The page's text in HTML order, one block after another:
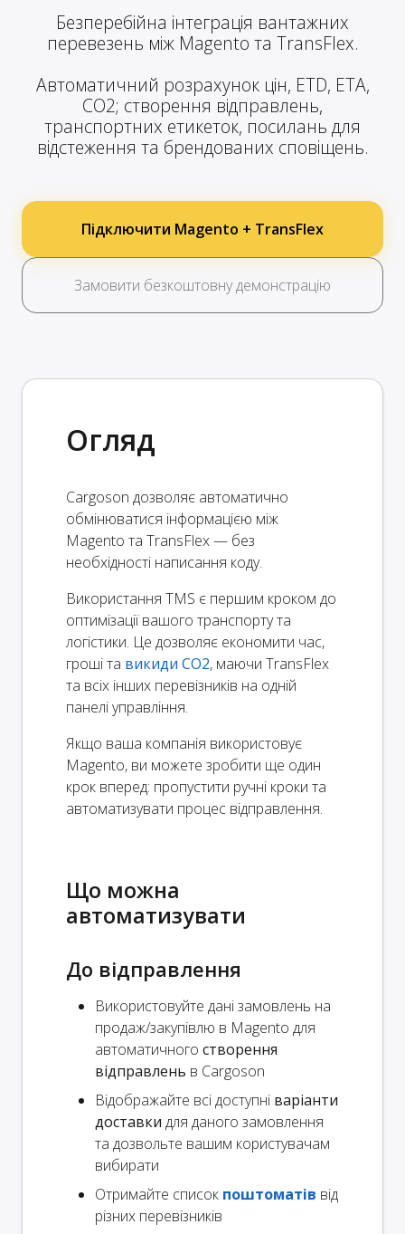
Безперебійна інтеграція вантажних
перевезень між Magento та TransFlex.
Автоматичний розрахунок цін, ETD, ETA,
CO2; створення відправлень,
транспортних етикеток, посилань для
відстеження та брендованих сповіщень.
Підключити Magento + TransFlex
Замовити безкоштовну демонстрацію
Огляд
Cargoson дозволяє автоматично
обмінюватися інформацією між
Magento та TransFlex — без
необхідності написання коду.
Використання TMS є першим кроком до
оптимізації вашого транспорту та
логістики. Це дозволяє економити час,
гроші та викиди CO2, маючи TransFlex
та всіх інших перевізників на одній
панелі управління.
Якщо ваша компанія використовує
Magento, ви можете зробити ще один
крок вперед: пропустити ручні кроки та
автоматизувати процес відправлення.
Що можна
автоматизувати
До відправлення
Використовуйте дані замовлень на
продаж/закупівлю в Magento для
автоматичного створення
відправлень в Cargoson
Відображайте всі доступні варіанти
доставки для даного замовлення
та дозвольте вашим користувачам
вибирати
Отримайте список поштоматів від
різних перевізників